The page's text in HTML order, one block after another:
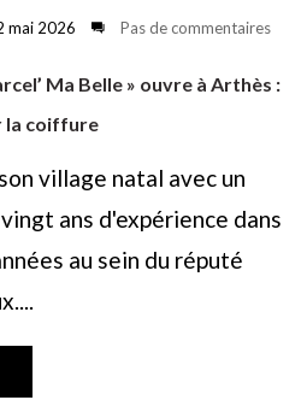
mai 2026 Pas de commentaires
Ma Belle » ouvre à Arthès :
la coiffure
village natal avec un
ans d'expérience dans
au sein du réputé